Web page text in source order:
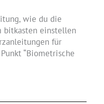
wie du die
bitkasten einstellen
für
“Biometrische